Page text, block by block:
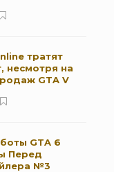
тратят
несмотря на
GTA V
GTA 6
Перед
№3